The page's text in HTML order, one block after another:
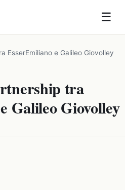
☰
EsserEmiliano e Galileo Giovolley
tra
Galileo Giovolley